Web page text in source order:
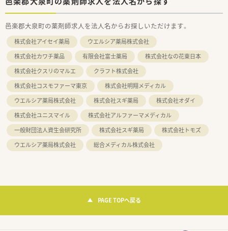
邑楽郡大泉町の薬剤師求人を法人名からお探しいただけます。
株式会社アイセイ薬局
ウエルシア薬局株式会社
株式会社カワチ薬品
有限会社富士薬局
株式会社なの花東日本
株式会社クスリのマルエ
クラフト株式会社
株式会社コスモファーマ東京
株式会社明翔メディカル
ウエルシア薬局株式会社
株式会社スギ薬局
株式会社オダイ
株式会社ユニスマイル
株式会社アルファーマメディカル
一般財団法人資生会研究所
株式会社スギ薬局
株式会社トモズ
ウエルシア薬局株式会社
総合メディカル株式会社
PAGE TOPへ戻る